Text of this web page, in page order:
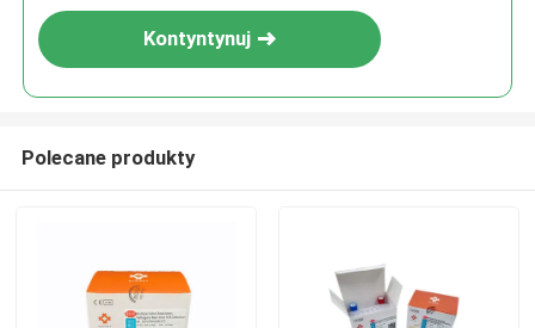
Kontyntynuj
Polecane produkty